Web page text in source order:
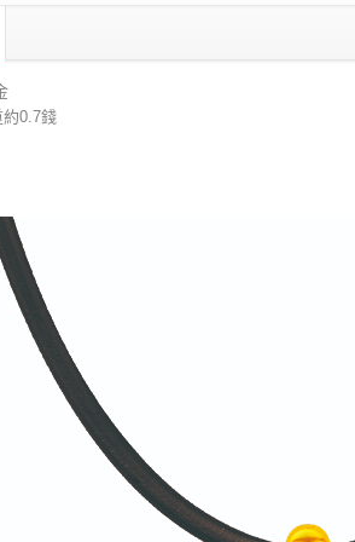
0.7錢